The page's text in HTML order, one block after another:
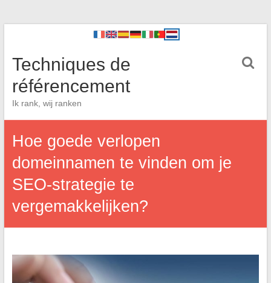
Techniques de
référencement
Ik rank, wij ranken
Hoe goede verlopen
domeinnamen te vinden om je
SEO-strategie te
vergemakkelijken?